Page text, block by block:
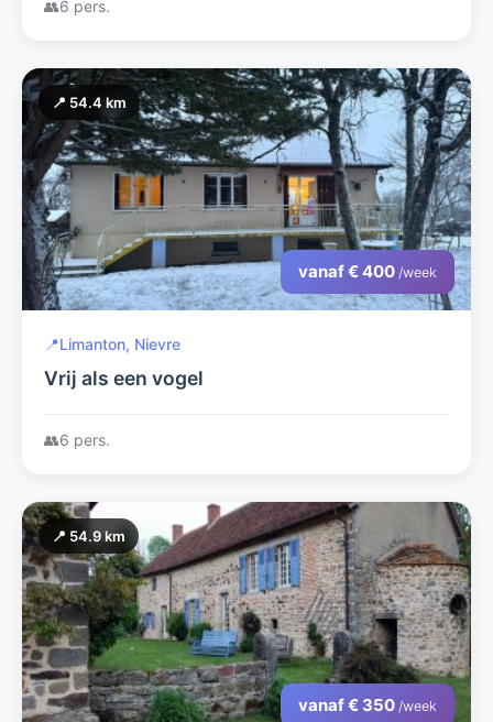
👥6 pers.
📍 54.4 km
vanaf € 400 /week
📍Limanton, Nievre
Vrij als een vogel
👥6 pers.
📍 54.9 km
vanaf € 350 /week